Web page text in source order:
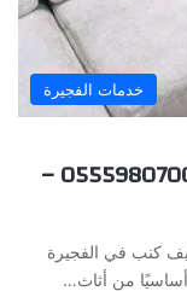
خدمات الفجيرة
شركة تنظيف كنب في الفجيرة 0555980700 –
كنب في الفجيرة